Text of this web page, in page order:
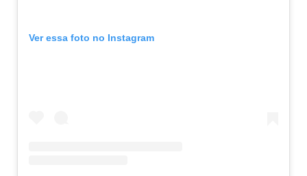
Ver essa foto no Instagram